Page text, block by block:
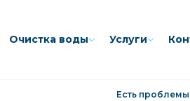
Очиcтка воды Услуги
Есть